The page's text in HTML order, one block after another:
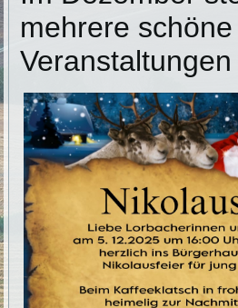
mehrere schöne
Veranstaltungen